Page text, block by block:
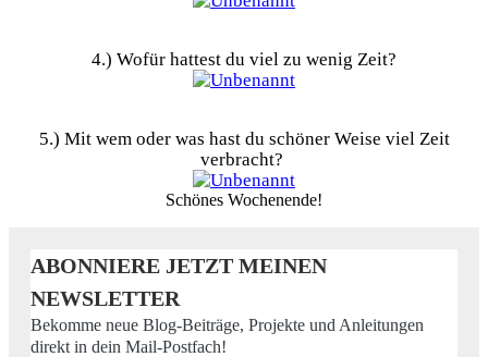
4.) Wofür hattest du viel zu wenig Zeit?
5.) Mit wem oder was hast du schöner Weise viel Zeit
verbracht?
Schönes Wochenende!
ABONNIERE JETZT MEINEN
NEWSLETTER
Bekomme neue Blog-Beiträge, Projekte und Anleitungen
direkt in dein Mail-Postfach!